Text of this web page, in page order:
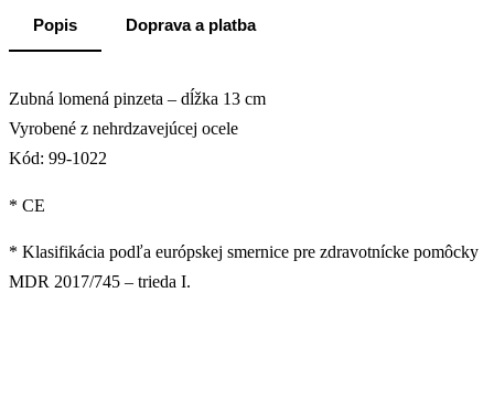
Popis Doprava a platba
Zubná lomená pinzeta – dĺžka 13 cm
Vyrobené z nehrdzavejúcej ocele
Kód: 99-1022
* CE
* Klasifikácia podľa európskej smernice pre zdravotnícke pomôcky
MDR 2017/745 – trieda I.